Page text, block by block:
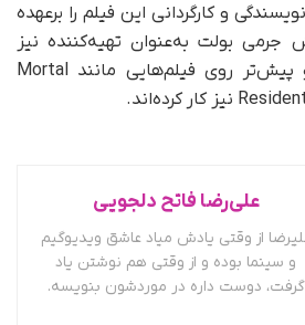
و کارگردانی این فیلم را برعهده
جرمی بولت به‌عنوان تهیه‌کننده نیز
فعالیت می‌کند. این دو پیش‌تر روی فیلم‌هایی مانند Mortal
علی‌رضا فاتح دلجویی
از وقتی یادش میاد عاشق ویدیوگیم
و سینما بوده و از وقتی هم نوشتن یاد
گرفت، دوست داره در موردشون بنویسه.